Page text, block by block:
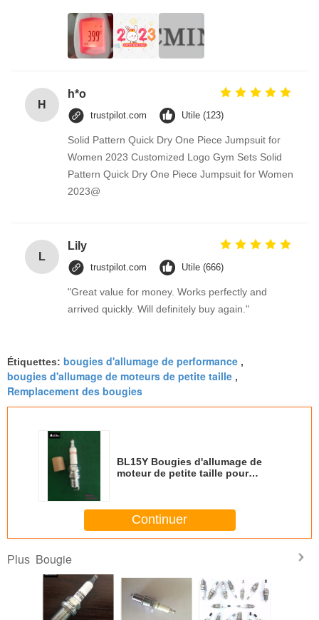
H
h*o
trustpilot.com Utile (123)
Solid Pattern Quick Dry One Piece Jumpsuit for
Women 2023 Customized Logo Gym Sets Solid
Pattern Quick Dry One Piece Jumpsuit for Women
2023@
L
Lily
trustpilot.com Utile (666)
"Great value for money. Works perfectly and
arrived quickly. Will definitely buy again."
Étiquettes: bougies d'allumage de performance ,
bougies d'allumage de moteurs de petite taille ,
Remplacement des bougies
BL15Y Bougies d'allumage de
moteur de petite taille pour
Continuer
Plus Bougie